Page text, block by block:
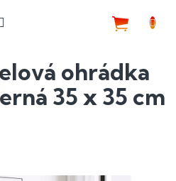
ohrádka
35 x 35 cm